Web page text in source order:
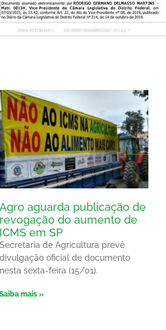
Agro aguarda publicação de
revogação do aumento de
ICMS em SP
Secretaria de Agricultura prevê
divulgação oficial de documento
nesta sexta-feira (15/01).
Saiba mais »